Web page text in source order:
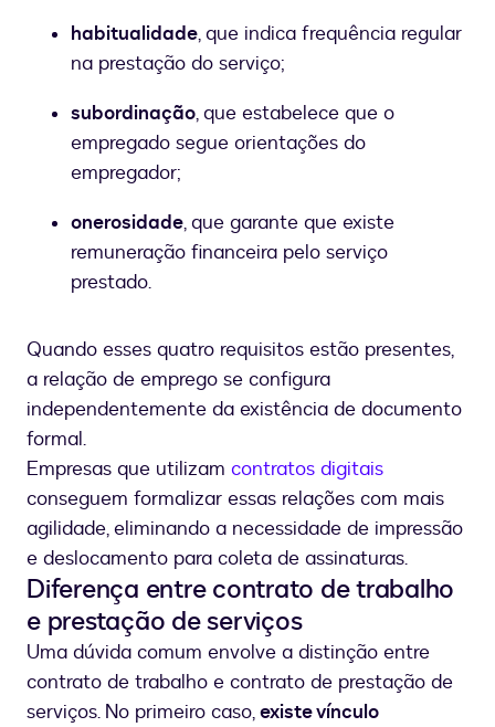
habitualidade, que indica frequência regular
na prestação do serviço;
subordinação, que estabelece que o
empregado segue orientações do
empregador;
onerosidade, que garante que existe
remuneração financeira pelo serviço
prestado.
Quando esses quatro requisitos estão presentes,
a relação de emprego se configura
independentemente da existência de documento
formal.
Empresas que utilizam contratos digitais
conseguem formalizar essas relações com mais
agilidade, eliminando a necessidade de impressão
e deslocamento para coleta de assinaturas.
Diferença entre contrato de trabalho
e prestação de serviços
Uma dúvida comum envolve a distinção entre
contrato de trabalho e contrato de prestação de
serviços. No primeiro caso,existe vínculo